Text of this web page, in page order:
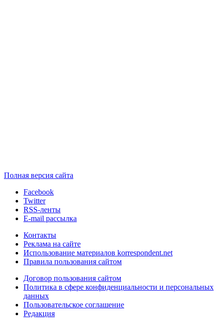
Полная версия сайта
Facebook
Twitter
RSS-ленты
E-mail рассылка
Контакты
Реклама на сайте
Использование материалов korrespondent.net
Правила пользования сайтом
Договор пользования сайтом
Политика в сфере конфиденциальности и персональных
данных
Пользовательское соглашение
Редакция